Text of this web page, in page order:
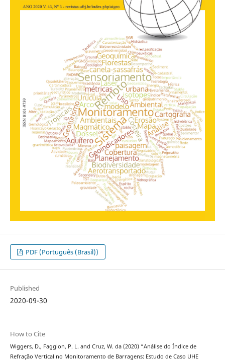
PDF (Português (Brasil))
Published
2020-09-30
How to Cite
Wiggers, D., Faggion, P. L. and Cruz, W. da (2020) “Análise do Índice de
Refração Vertical no Monitoramento de Barragens: Estudo de Caso UHE